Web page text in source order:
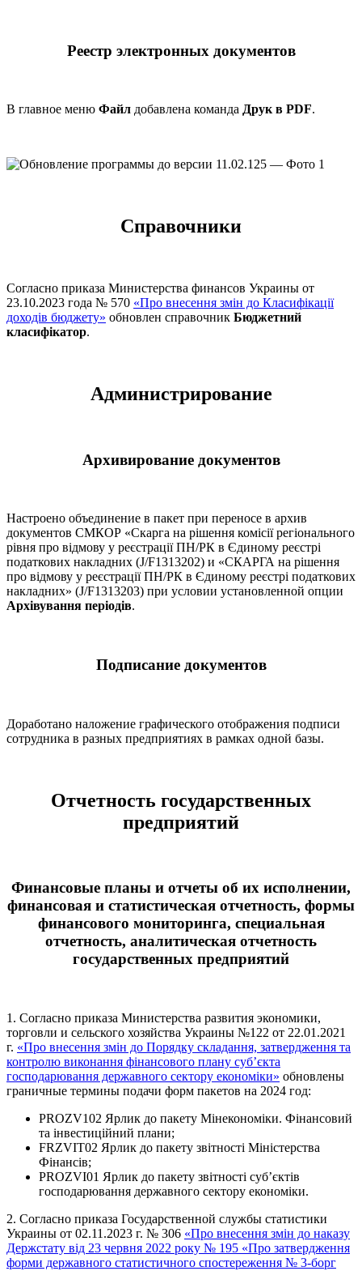
Реестр электронных документов
В главное меню Файл добавлена команда Друк в PDF.
Справочники
Согласно приказа Министерства финансов Украины от
23.10.2023 года № 570 «Про внесення змін до Класифікації
доходів бюджету» обновлен справочник Бюджетний
класифікатор.
Администрирование
Архивирование документов
Настроено объединение в пакет при переносе в архив
документов СМКОР «Скарга на рішення комісії регіонального
рівня про відмову у реєстрації ПН/РК в Єдиному реєстрі
податкових накладних (J/F1313202) и «СКАРГА на рішення
про відмову у реєстрації ПН/РК в Єдиному реєстрі податкових
накладних» (J/F1313203) при условии установленной опции
Архівування періодів.
Подписание документов
Доработано наложение графического отображения подписи
сотрудника в разных предприятиях в рамках одной базы.
Отчетность государственных
предприятий
Финансовые планы и отчеты об их исполнении,
финансовая и статистическая отчетность, формы
финансового мониторинга, специальная
отчетность, аналитическая отчетность
государственных предприятий
1. Согласно приказа Министерства развития экономики,
торговли и сельского хозяйства Украины №122 от 22.01.2021
г. «Про внесення змін до Порядку складання, затвердження та
контролю виконання фінансового плану суб’єкта
господарювання державного сектору економіки» обновлены
граничные термины подачи форм пакетов на 2024 год:
PROZV102 Ярлик до пакету Мінекономіки. Фінансовий
та інвестиційний плани;
FRZVIT02 Ярлик до пакету звітності Міністерства
Фінансів;
PROZVI01 Ярлик до пакету звітності суб’єктів
господарювання державного сектору економіки.
2. Согласно приказа Государственной службы статистики
Украины от 02.11.2023 г. № 306 «Про внесення змін до наказу
Держстату від 23 червня 2022 року № 195 «Про затвердження
форми державного статистичного спостереження № 3-борг